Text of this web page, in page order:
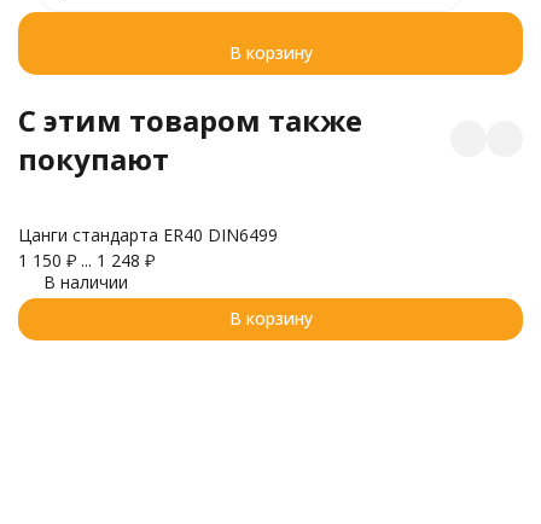
В корзину
C этим товаром также
покупают
Цанги стандарта ER40 DIN6499
1 150 ₽ ... 1 248 ₽
В наличии
В корзину